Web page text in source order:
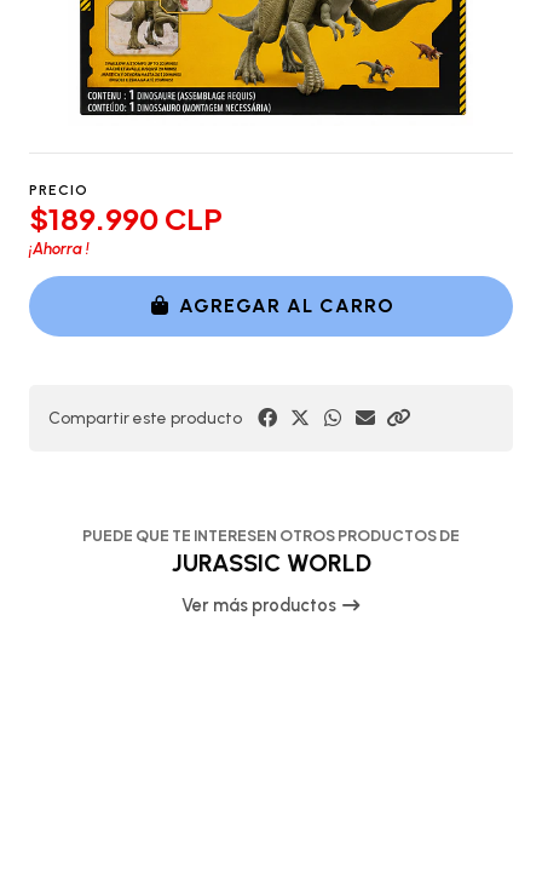
PRECIO
$189.990 CLP
¡Ahorra!
AGREGAR AL CARRO
Compartir este producto
PUEDE QUE TE INTERESEN OTROS PRODUCTOS DE
JURASSIC WORLD
Ver más productos